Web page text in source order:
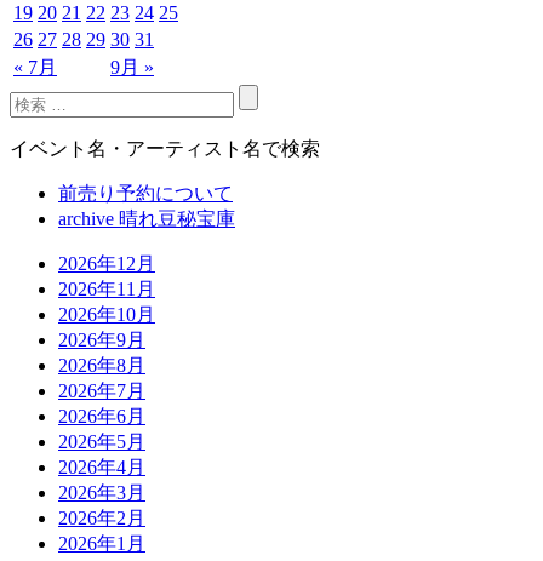
« 7月 9月 »
19 20 21 22 23 24 25
26 27 28 29 30 31
イベント名・アーティスト名で検索
前売り予約について
archive 晴れ豆秘宝庫
2026年12月
2026年11月
2026年10月
2026年9月
2026年8月
2026年7月
2026年6月
2026年5月
2026年4月
2026年3月
2026年2月
2026年1月